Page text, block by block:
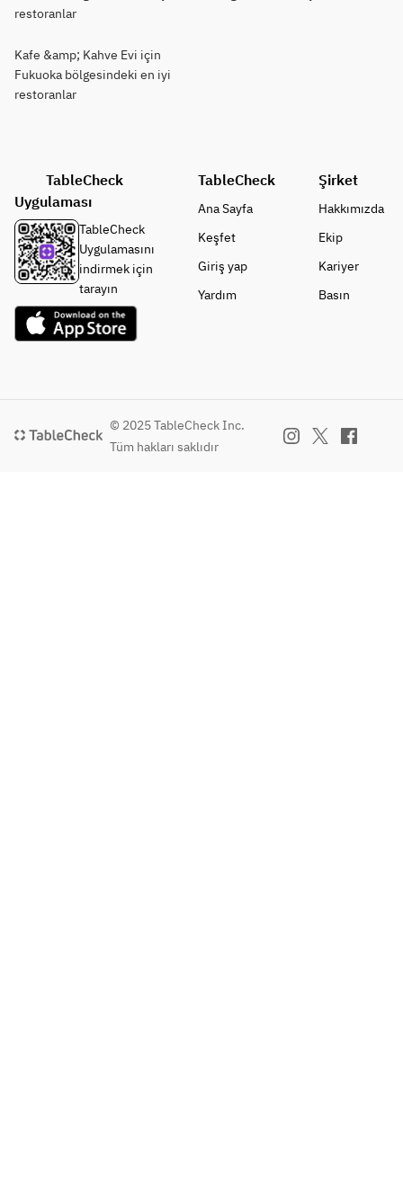
restoranlar
Kafe &amp; Kahve Evi için
Fukuoka bölgesindeki en iyi
restoranlar
TableCheck
Uygulaması
TableCheck
Uygulamasını
indirmek için
tarayın
TableCheck
Ana Sayfa
Keşfet
Giriş yap
Yardım
Şirket
Hakkımızda
Ekip
Kariyer
Basın
© 2025 TableCheck Inc.
Tüm hakları saklıdır